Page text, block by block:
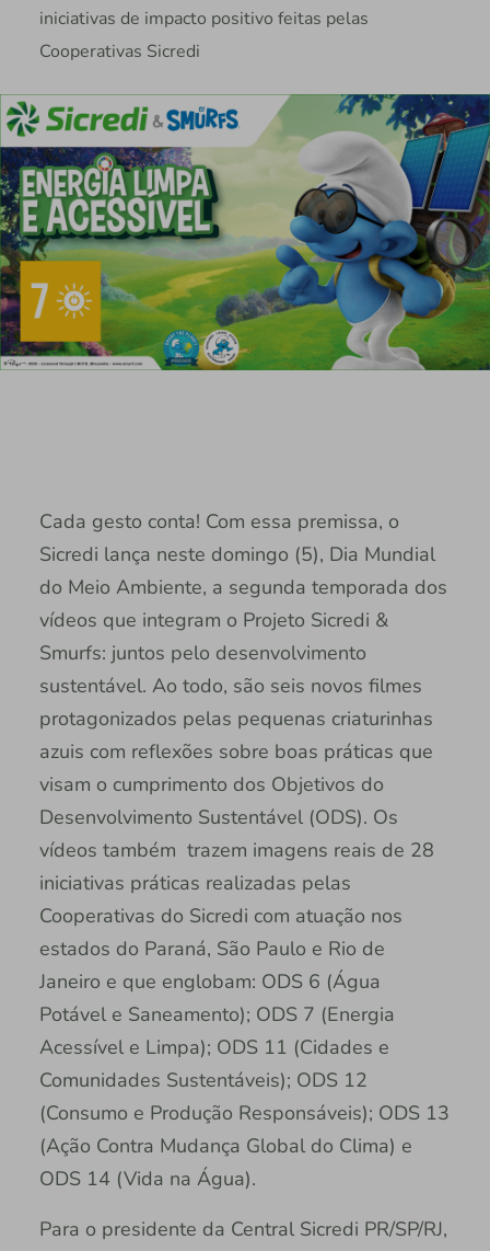
iniciativas de impacto positivo feitas pelas
Cooperativas Sicredi
Cada gesto conta! Com essa premissa, o
Sicredi lança neste domingo (5), Dia Mundial
do Meio Ambiente, a segunda temporada dos
vídeos que integram o Projeto Sicredi &
Smurfs: juntos pelo desenvolvimento
sustentável. Ao todo, são seis novos filmes
protagonizados pelas pequenas criaturinhas
azuis com reflexões sobre boas práticas que
visam o cumprimento dos Objetivos do
Desenvolvimento Sustentável (ODS). Os
vídeos também trazem imagens reais de 28
iniciativas práticas realizadas pelas
Cooperativas do Sicredi com atuação nos
estados do Paraná, São Paulo e Rio de
Janeiro e que englobam: ODS 6 (Água
Potável e Saneamento); ODS 7 (Energia
Acessível e Limpa); ODS 11 (Cidades e
Comunidades Sustentáveis); ODS 12
(Consumo e Produção Responsáveis); ODS 13
(Ação Contra Mudança Global do Clima) e
ODS 14 (Vida na Água).
Para o presidente da Central Sicredi PR/SP/RJ,